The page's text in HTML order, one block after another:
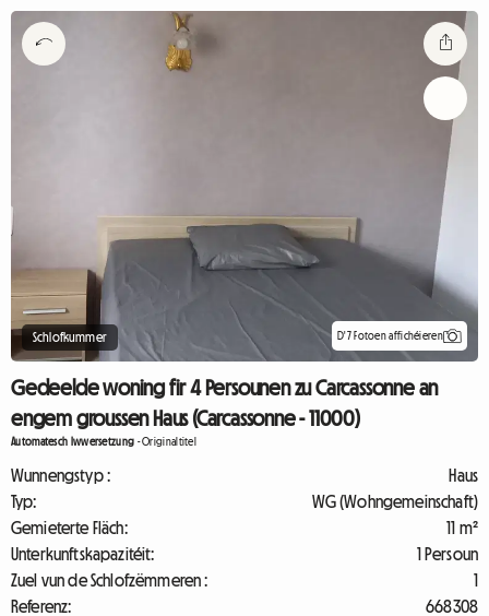
Schlofkummer D'7 Fotoen affichéieren
Gedeelde woning fir 4 Persounen zu Carcassonne an
engem groussen Haus (Carcassonne - 11000)
Automatesch Iwwersetzung -Originaltitel
Wunnengstyp :
Haus
Typ:
WG (Wohngemeinschaft)
Gemieterte Fläch:
11 m²
Unterkunftskapazitéit:
1 Persoun
Zuel vun de Schlofzëmmeren :
1
Referenz:
668308